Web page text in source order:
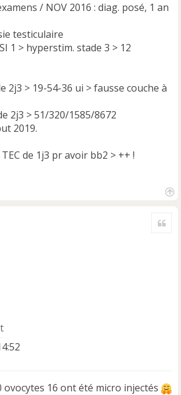
/ NOV 2016 : diag. posé, 1 an
testiculaire
1 > hyperstim. stade 3 > 12
2j3 > 19-54-36 ui > fausse couche à
2j3 > 51/320/1585/8672
2019.
de 1j3 pr avoir bb2 > ++ !
ovocytes 16 ont été micro injectés